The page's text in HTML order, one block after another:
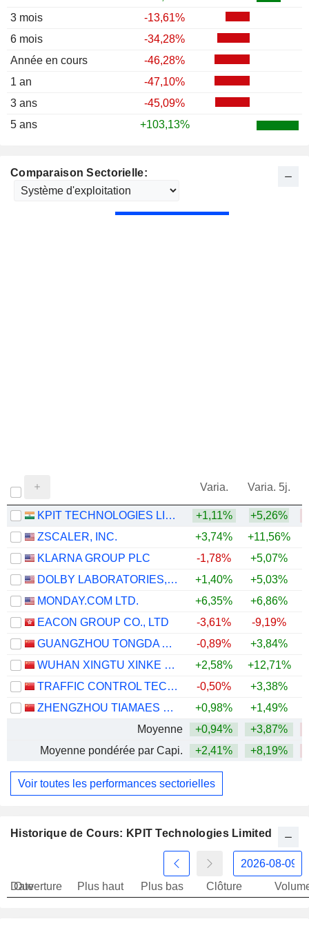
3 mois
-13,61%
6 mois
-34,28%
Année en cours
-46,28%
1 an
-47,10%
3 ans
-45,09%
5 ans
+103,13%
Comparaison Sectorielle:
Varia. Varia. 5j.
KPIT TECHNOLOGIES LIMITED +1,11% +5,26%
ZSCALER, INC.
+3,74% +11,56%
KLARNA GROUP PLC
-1,78%
+5,07%
DOLBY LABORATORIES, INC.
+1,40% +5,03%
MONDAY.COM LTD.
+6,35% +6,86%
EACON GROUP CO., LTD
-3,61%
-9,19%
GUANGZHOU TONGDA AUTO ELECTRIC CO., LTD
-0,89% +3,84%
WUHAN XINGTU XINKE ELECTRONICS CO.,LTD.
+2,58% +12,71%
TRAFFIC CONTROL TECHNOLOGY CO., LTD.
-0,50% +3,38%
ZHENGZHOU TIAMAES TECHNOLOGY CO., LTD.
+0,98% +1,49%
Moyenne
+0,94% +3,87%
Moyenne pondérée par Capi.
+2,41% +8,19%
Voir toutes les performances sectorielles
Historique de Cours: KPIT Technologies Limited
Date
Ouverture Plus haut Plus bas Clôture